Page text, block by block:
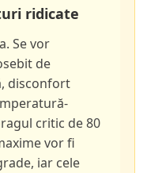
ridicate
Se vor
de
disconfort
critic de 80
vor fi
iar cele